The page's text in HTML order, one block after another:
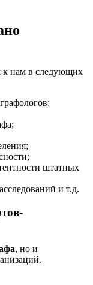
к нам в следующих
штатных
и т.д.
, но и